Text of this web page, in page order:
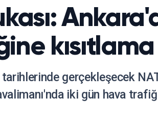
kısıtlama
gerçekleşecek
iki gün hava